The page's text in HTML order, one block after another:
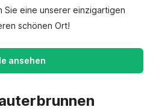
Sie eine unserer einzigartigen
schönen Ort!
ansehen